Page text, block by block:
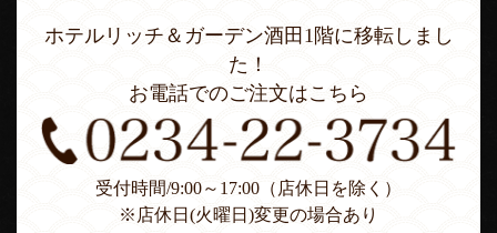
ホテルリッチ＆ガーデン酒田1階に移転しまし
た！
お電話でのご注文はこちら
受付時間/9:00～17:00（店休日を除く）
※店休日(火曜日)変更の場合あり